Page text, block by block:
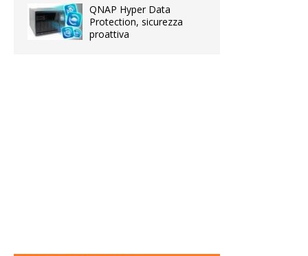
QNAP Hyper Data
Protection, sicurezza
proattiva